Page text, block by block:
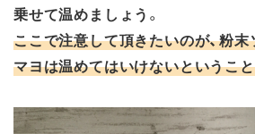
乗せて温めましょう 。
ここで注意して頂きたいのが、粉
マヨは温めてはいけないというこ